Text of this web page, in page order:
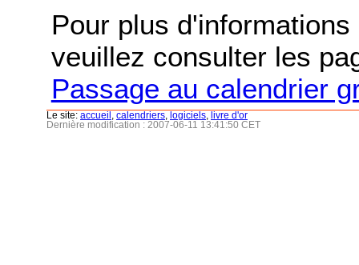
Pour plus
veuillez consulter les
Passage au calendrier
Le site: accueil calendriers logiciels
livre d'or
Dernière modification : 2007-06-11 13:41:50 CET